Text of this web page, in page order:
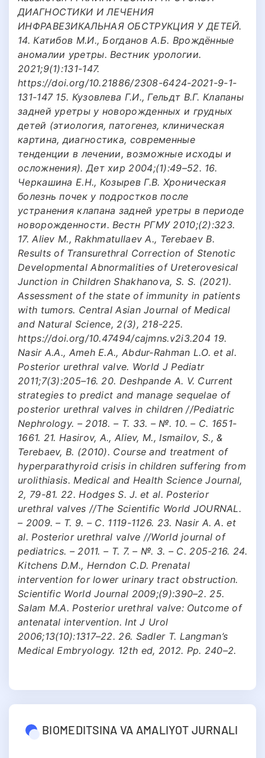
ДИАГНОСТИКИ И ЛЕЧЕНИЯ
ИНФРАВЕЗИКАЛЬНАЯ ОБСТРУКЦИЯ У ДЕТЕЙ.
14. Катибов М.И., Богданов А.Б. Врождённые
аномалии уретры. Вестник урологии.
2021;9(1):131-147.
https://doi.org/10.21886/2308-6424-2021-9-1-
131-147 15. Кузовлева Г.И., Гельдт В.Г. Клапаны
задней уретры у новорожденных и грудных
детей (этиология, патогенез, клиническая
картина, диагностика, современные
тенденции в лечении, возможные исходы и
осложнения). Дет хир 2004;(1):49–52. 16.
Черкашина Е.Н., Козырев Г.В. Хроническая
болезнь почек у подростков после
устранения клапана задней уретры в периоде
новорожденности. Вестн РГМУ 2010;(2):323.
17. Aliev M., Rakhmatullaev A., Terebaev B.
Results of Transurethral Correction of Stenotic
Developmental Abnormalities of Ureterovesical
Junction in Children Shakhanova, S. S. (2021).
Assessment of the state of immunity in patients
with tumors. Central Asian Journal of Medical
and Natural Science, 2(3), 218-225.
https://doi.org/10.47494/cajmns.v2i3.204 19.
Nasir A.A., Ameh E.A., Abdur-Rahman L.O. et al.
Posterior urethral valve. World J Pediatr
2011;7(3):205–16. 20. Deshpande A. V. Current
strategies to predict and manage sequelae of
posterior urethral valves in children //Pediatric
Nephrology. – 2018. – Т. 33. – №. 10. – С. 1651-
1661. 21. Hasirov, A., Aliev, M., Ismailov, S., &
Terebaev, B. (2010). Course and treatment of
hyperparathyroid crisis in children suffering from
urolithiasis. Medical and Health Science Journal,
2, 79-81. 22. Hodges S. J. et al. Posterior
urethral valves //The Scientific World JOURNAL.
– 2009. – Т. 9. – С. 1119-1126. 23. Nasir A. A. et
al. Posterior urethral valve //World journal of
pediatrics. – 2011. – Т. 7. – №. 3. – С. 205-216. 24.
Kitchens D.M., Herndon C.D. Prenatal
intervention for lower urinary tract obstruction.
Scientific World Journal 2009;(9):390–2. 25.
Salam M.A. Posterior urethral valve: Outcome of
antenatal intervention. Int J Urol
2006;13(10):1317–22. 26. Sadler T. Langman’s
Medical Embryology. 12th ed, 2012. Pр. 240–2.
BIOMEDITSINA VA AMALIYOT JURNALI